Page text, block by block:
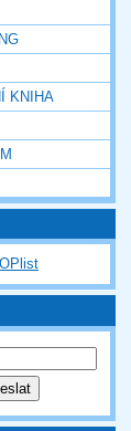
KNIHA